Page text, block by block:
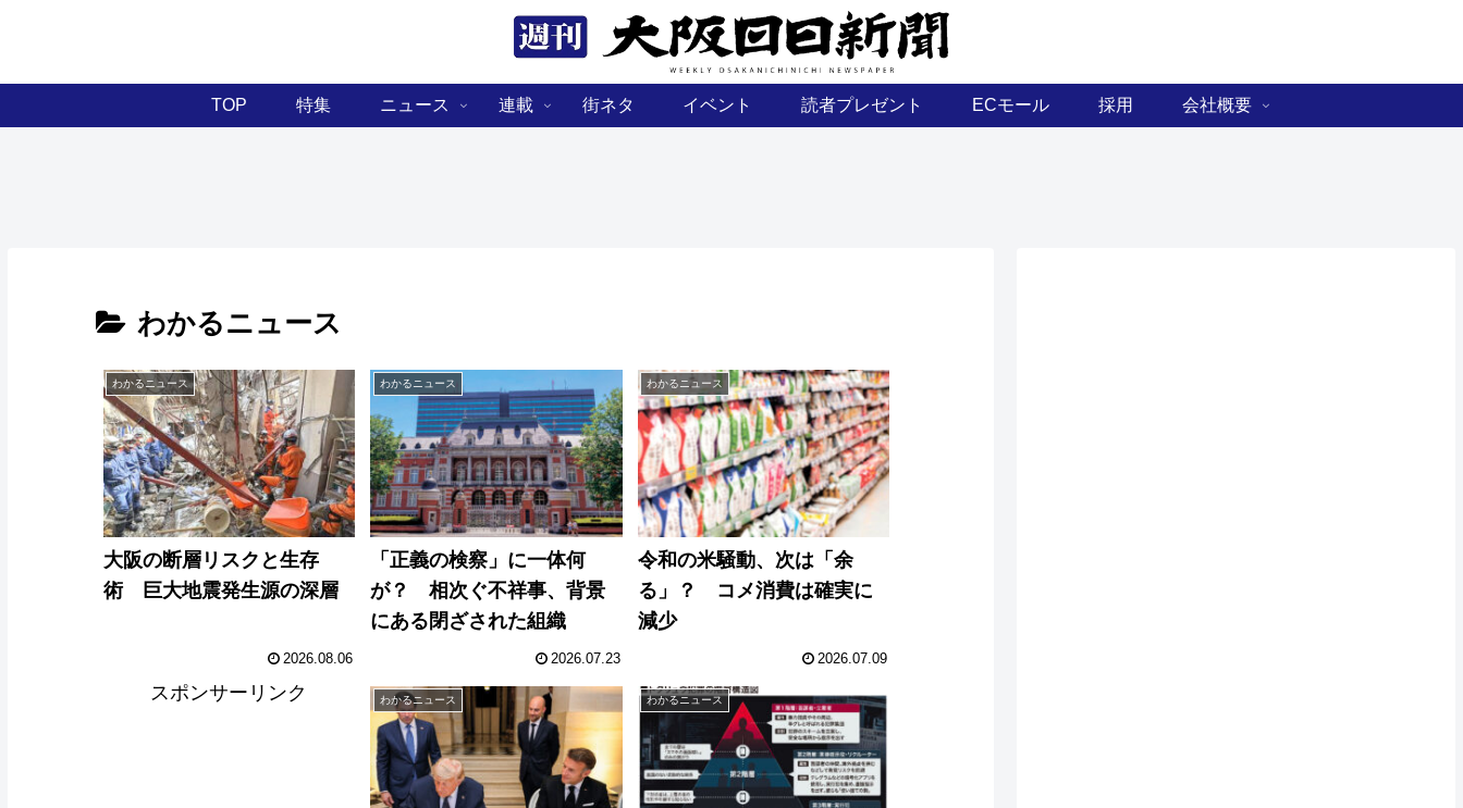
TOP 特集 ニュース 連載 街ネタ イベント 読者プレゼント ECモール 採用 会社概要
わかるニュース
わかるニュース
大阪の断層リスクと生存
術 巨大地震発生源の深層
2026.08.06
わかるニュース
「正義の検察」に一体何
が？ 相次ぐ不祥事、背景
にある閉ざされた組織
2026.07.23
わかるニュース
令和の米騒動、次は「余
る」？ コメ消費は確実に
減少
2026.07.09
スポンサーリンク わかるニュース わかるニュース